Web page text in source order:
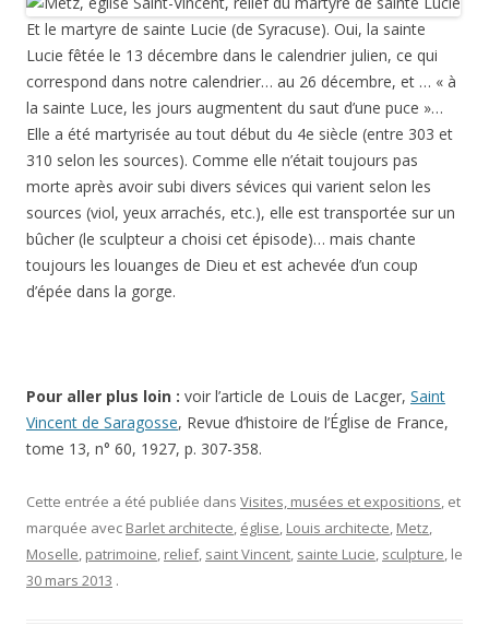
Et le martyre de sainte Lucie (de Syracuse). Oui, la sainte
Lucie fêtée le 13 décembre dans le calendrier julien, ce qui
correspond dans notre calendrier… au 26 décembre, et … « à
la sainte Luce, les jours augmentent du saut d’une puce »…
Elle a été martyrisée au tout début du 4e siècle (entre 303 et
310 selon les sources). Comme elle n’était toujours pas
morte après avoir subi divers sévices qui varient selon les
sources (viol, yeux arrachés, etc.), elle est transportée sur un
bûcher (le sculpteur a choisi cet épisode)… mais chante
toujours les louanges de Dieu et est achevée d’un coup
d’épée dans la gorge.
Pour aller plus loin : voir l’article de Louis de Lacger, Saint
Vincent de Saragosse, Revue d’histoire de l’Église de France,
tome 13, n° 60, 1927, p. 307-358.
Cette entrée a été publiée dans Visites, musées et expositions, et
marquée avec Barlet architecte, église, Louis architecte, Metz,
Moselle, patrimoine, relief, saint Vincent, sainte Lucie, sculpture, le
30 mars 2013 .